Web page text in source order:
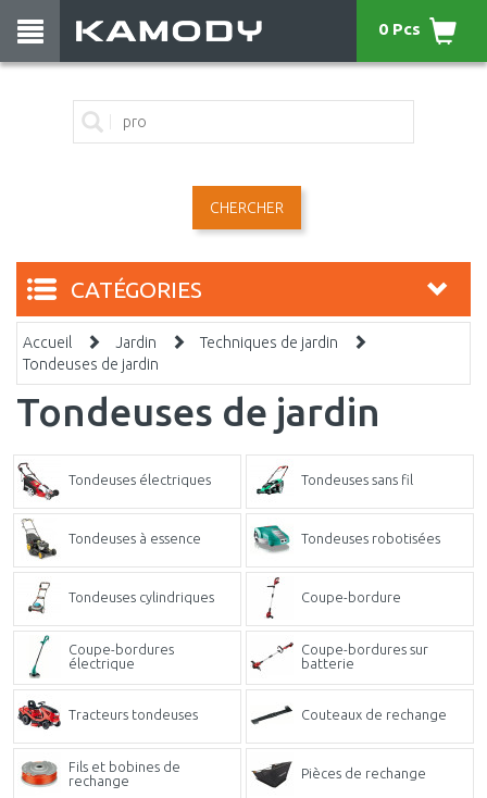
CHERCHER
0 Pcs
CATÉGORIES
Accueil Jardin
Techniques de jardin
Tondeuses de jardin
Tondeuses de jardin
Tondeuses électriques Tondeuses sans fil
Tondeuses à essence Tondeuses robotisées
Tondeuses cylindriques Coupe-bordure
Coupe-bordures
électrique
Coupe-bordures sur
batterie
Tracteurs tondeuses Couteaux de rechange
Fils et bobines de
rechange
Pièces de rechange